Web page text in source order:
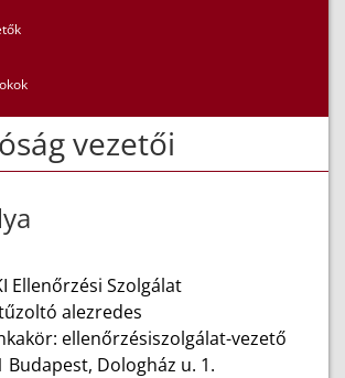
vezetői
Ellenőrzési Szolgálat
alezredes
ellenőrzésiszolgálat-vezető
Budapest, Dologház u. 1.